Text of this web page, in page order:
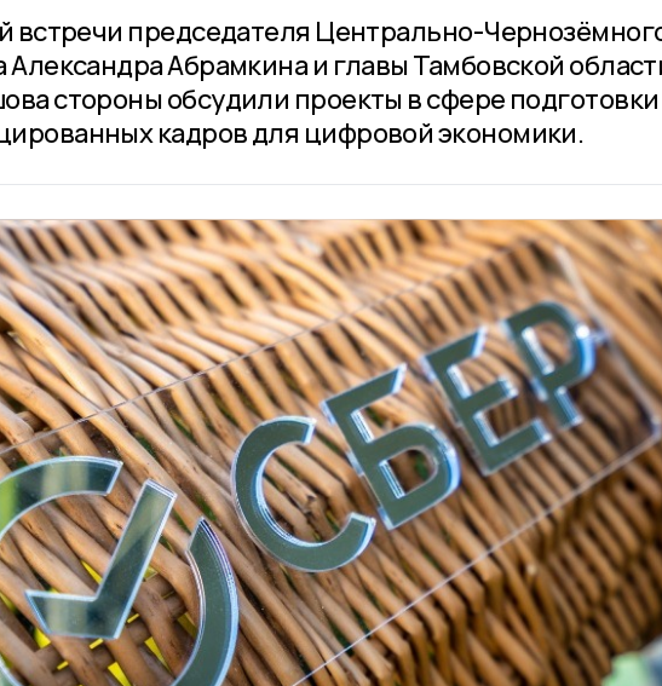
встречи председателя Центрально-
Александра Абрамкина и главы Тамбовской
стороны обсудили проекты в сфере подготовки
кадров для цифровой экономики.